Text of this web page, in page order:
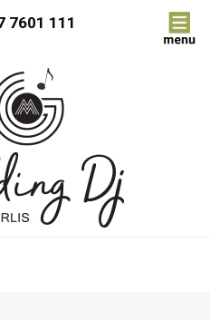
7601 111